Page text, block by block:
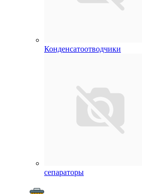
Конденсатоотводчики
сепараторы